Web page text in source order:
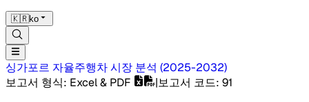
🇰🇷ko
싱가포르 자율주행차 시장 분석 (2025-2032)
보고서 형식: Excel & PDF |보고서 코드: 91